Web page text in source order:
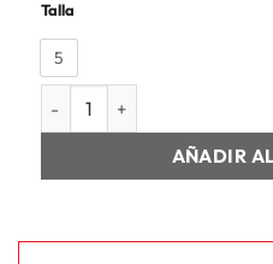
Talla
5
JR SOFTRIDE COSMIC
AÑADIR